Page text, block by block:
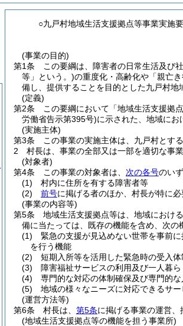
○九戸村地域生活支援拠点等事業実施
(事業の目的)
第1条
この要綱は、障害者の日常生活及び
等」という。)の重度化・高齢化や「親亡
備し、提供することを目的とした九戸村地
(定義)
第2条
この要綱において「地域生活支援拠
労働省告示第395号)に示された、地域にお
(実施主体)
第3条
この事業の実施主体は、九戸村とする
2
村長は、事業の全部又は一部を適切な事
(対象者)
第4条
この事業の対象者は、 次の各号のい
(1)
村内に住所を有する障害者等
(2)
前号に掲げる者のほか、村長が特に
(事業の内容等)
第5条
地域生活支援拠点等は、地域におけ
備に当たっては、既存の機能を含め、次の
(1)
緊急の支援が見込めない世帯を事前
を行う機能
(2)
短期入所等を活用した緊急時の受入
(3)
障害福祉サービスの利用及び一人暮
(4)
専門的な対応の体制確保及び専門的
(5)
地域の様々なニーズに対応できるサ
(運営方法等)
第6条
村長は、 第5条に掲げる事業の運営、
(地域生活支援拠点等の機能を担う事業所)